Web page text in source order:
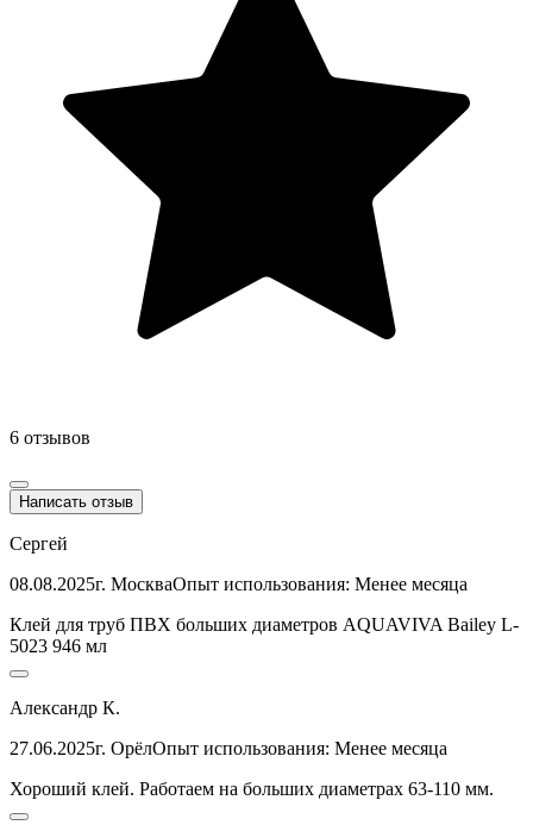
6 отзывов
Написать отзыв
Сергей
08.08.2025г. МоскваОпыт использования: Менее месяца
Клей для труб ПВХ больших диаметров AQUAVIVA Bailey L-
5023 946 мл
Александр К.
27.06.2025г. ОрёлОпыт использования: Менее месяца
Хороший клей. Работаем на больших диаметрах 63-110 мм.